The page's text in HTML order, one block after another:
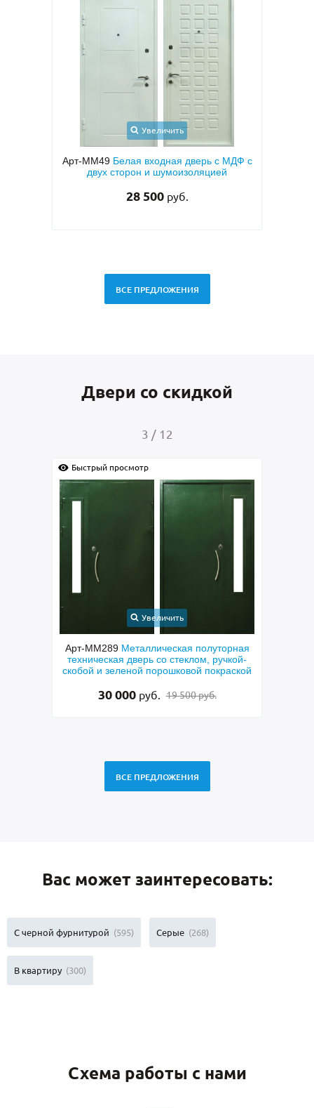
входная дверь с МДФ с
и шумоизоляцией
Арт-ММ50Входная квартирная
МДФ ПВХ коричневого цвета с
ВСЕ ПРЕДЛОЖЕНИЯ
Двери со скидкой
4 / 12
полуторная
со стеклом, ручкой-
порошковой покраской
Арт-ММ256Входная
дверь с коричневыми
фрезерованием и узким
48 500
ВСЕ ПРЕДЛОЖЕНИЯ
Вас может заинтересовать:
С черной фурнитурой (595) Серые (268)
В квартиру (300)
Схема работы с нами